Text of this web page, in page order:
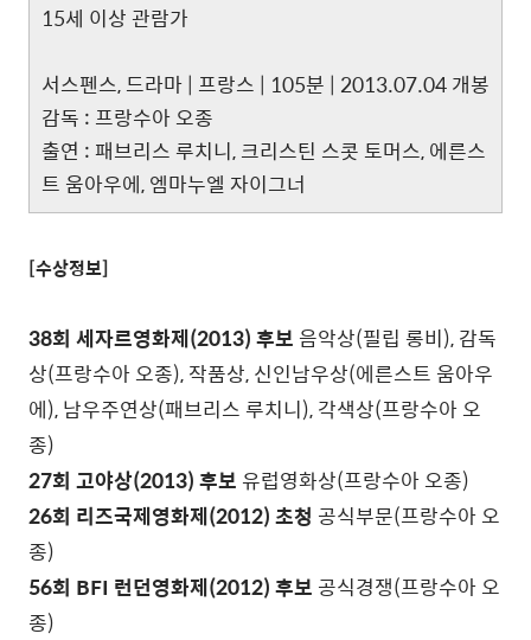
15세 이상 관람가
서스펜스, 드라마 | 프랑스 | 105분 | 2013.07.04 개봉
감독 : 프랑수아 오종
출연 : 패브리스 루치니, 크리스틴 스콧 토머스, 에른스
트 움아우에, 엠마누엘 자이그너
[수상정보]
38회 세자르영화제(2013) 후보 음악상(필립 롱비), 감독
상(프랑수아 오종), 작품상, 신인남우상(에른스트 움아우
에), 남우주연상(패브리스 루치니), 각색상(프랑수아 오
종)
27회 고야상(2013) 후보 유럽영화상(프랑수아 오종)
26회 리즈국제영화제(2012) 초청 공식부문(프랑수아 오
종)
56회 BFI 런던영화제(2012) 후보 공식경쟁(프랑수아 오
종)